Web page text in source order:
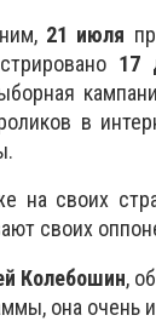
21 июля
17
в
на своих
своих
Колебошин,
она очень